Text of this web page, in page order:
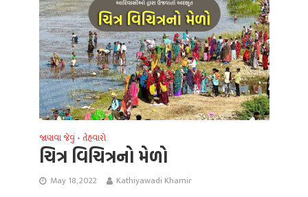
જાણવા જેવું • તેહવારો
ચિત્ર વિચિત્રનો મેળો
May 18, 2022 Kathiyawadi Khamir